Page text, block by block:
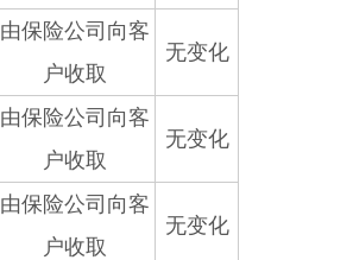
由保险公司向客
户收取
无变化
由保险公司向客
户收取
无变化
由保险公司向客
户收取
无变化